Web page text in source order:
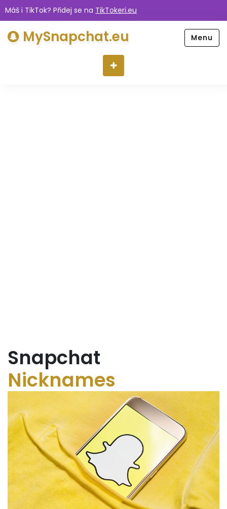
Máš i TikTok? Přidej se na TikTokeri.eu
MySnapchat.eu Menu
Snapchat
Nicknames